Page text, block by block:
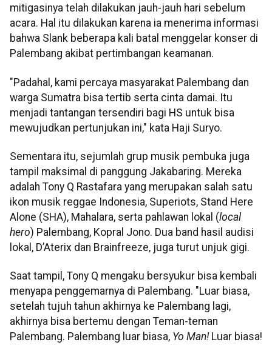
mitigasinya telah dilakukan jauh-jauh hari sebelum
acara. Hal itu dilakukan karena ia menerima informasi
bahwa Slank beberapa kali batal menggelar konser di
Palembang akibat pertimbangan keamanan.
"Padahal, kami percaya masyarakat Palembang dan
warga Sumatra bisa tertib serta cinta damai. Itu
menjadi tantangan tersendiri bagi HS untuk bisa
mewujudkan pertunjukan ini," kata Haji Suryo.
Sementara itu, sejumlah grup musik pembuka juga
tampil maksimal di panggung Jakabaring. Mereka
adalah Tony Q Rastafara yang merupakan salah satu
ikon musik reggae Indonesia, Superiots, Stand Here
Alone (SHA), Mahalara, serta pahlawan lokal (local
hero) Palembang, Kopral Jono. Dua band hasil audisi
lokal, D’Aterix dan Brainfreeze, juga turut unjuk gigi.
Saat tampil, Tony Q mengaku bersyukur bisa kembali
menyapa penggemarnya di Palembang. "Luar biasa,
setelah tujuh tahun akhirnya ke Palembang lagi,
akhirnya bisa bertemu dengan Teman-teman
Palembang. Palembang luar biasa, Yo Man!Luar biasa!